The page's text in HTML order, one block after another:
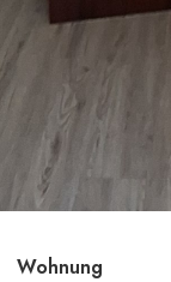
Wohnung